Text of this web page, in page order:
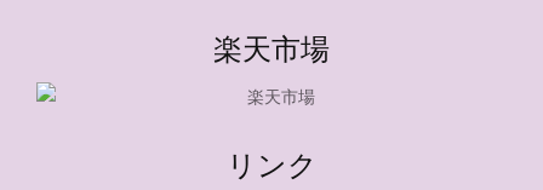
楽天市場
リンク